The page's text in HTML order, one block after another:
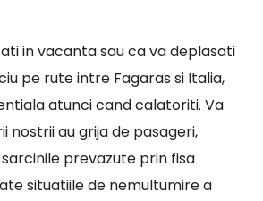
in vacanta sau ca va deplasati
pe rute intre Fagaras si Italia,
atunci cand calatoriti. Va
nostrii au grija de pasageri,
prevazute prin fisa
situatiile de nemultumire a